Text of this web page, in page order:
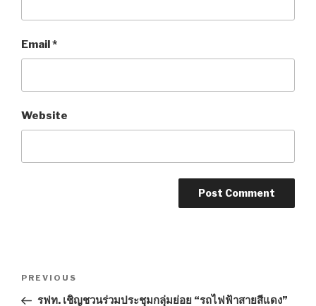
Email *
Website
Post
navigation
Previous
Post
PREVIOUS
รฟท. เชิญชวนร่วมประชุมกลุ่มย่อย “รถไฟฟ้าสายสีแดง”